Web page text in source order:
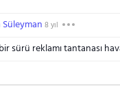
Süleyman 8 yıl
sürü reklamı tantanası